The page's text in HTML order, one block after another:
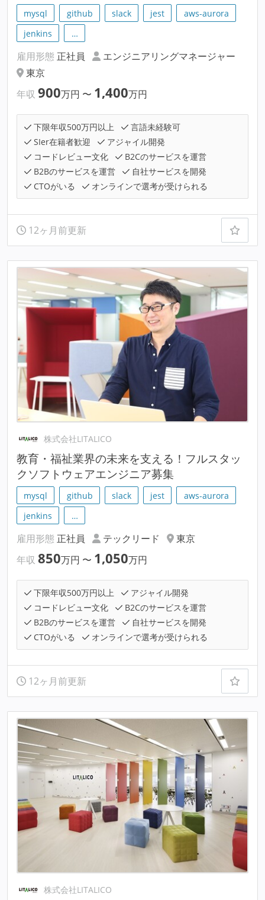
mysql github slack jest
aws-aurora
jenkins
…
雇用形態 正社員
エンジニアリングマネージャー
東京
年収 900万円 〜 1,400万円
下限年収500万円以上
言語未経験可
SIer在籍者歓迎
アジャイル開発
コードレビュー文化
B2Cのサービスを運営
B2Bのサービスを運営
自社サービスを開発
CTOがいる
オンラインで選考が受けられる
12ヶ月前更新
株式会社LITALICO
教育・福祉業界の未来を支える！フルスタッ
クソフトウェアエンジニア募集
mysql github slack jest
aws-aurora
jenkins
…
雇用形態 正社員 テックリード
東京
年収 850万円 〜 1,050万円
下限年収500万円以上
アジャイル開発
コードレビュー文化
B2Cのサービスを運営
B2Bのサービスを運営
自社サービスを開発
CTOがいる
オンラインで選考が受けられる
12ヶ月前更新
株式会社LITALICO